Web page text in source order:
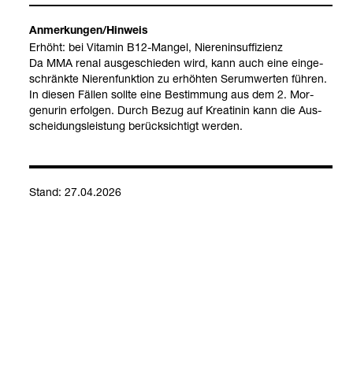
Anmer­kun­gen/Hin­weis
Erhöht: bei Vit­amin B12-​Man­gel, Nie­ren­in­suf­fi­zi­enz
Da MMA renal aus­ge­schie­den wird, kann auch eine ein­ge­
schränkte Nie­ren­funk­tion zu erhöh­ten Ser­um­wer­ten füh­ren.
In die­sen Fäl­len sollte eine Bestim­mung aus dem 2. Mor­
gen­urin erfol­gen. Durch Bezug auf Krea­ti­nin kann die Aus­
schei­dungs­leis­tung berück­sich­tigt wer­den.
Stand: 27.04.2026